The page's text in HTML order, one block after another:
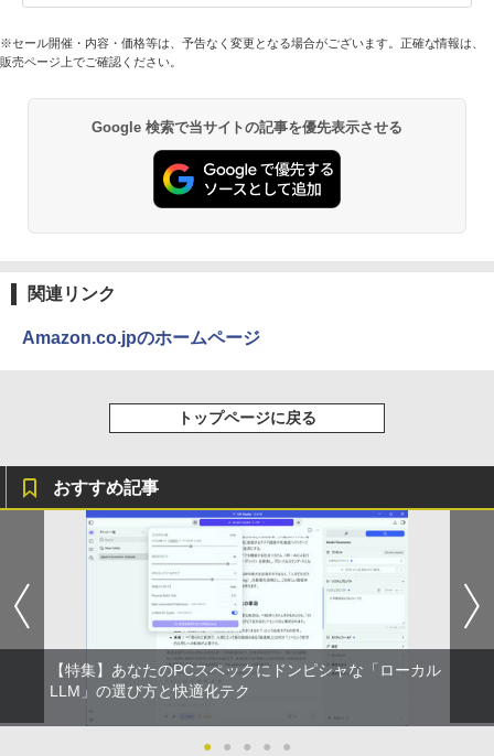
※セール開催・内容・価格等は、予告なく変更となる場合がございます。正確な情報は、
販売ページ上でご確認ください。
Google 検索で当サイトの記事を優先表示させる
関連リンク
Amazon.co.jpのホームページ
トップページに戻る
おすすめ記事
【特集】あなたのPCスペックにドンピシャな「ローカル
LLM」の選び方と快適化テク
● ● ● ● ●